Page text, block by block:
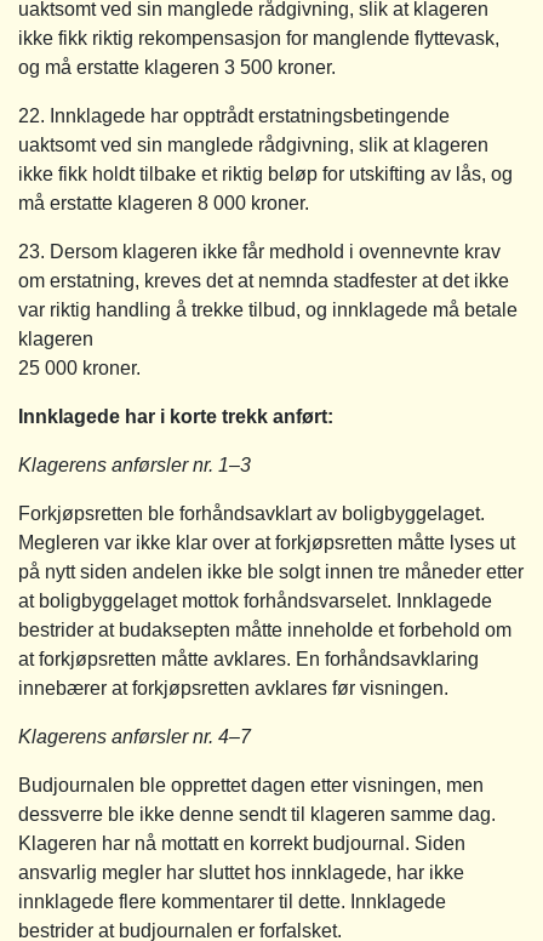
uaktsomt ved sin manglede rådgivning, slik at klageren
ikke fikk riktig rekompensasjon for manglende flyttevask,
og må erstatte klageren 3 500 kroner.
22. Innklagede har opptrådt erstatningsbetingende
uaktsomt ved sin manglede rådgivning, slik at klageren
ikke fikk holdt tilbake et riktig beløp for utskifting av lås, og
må erstatte klageren 8 000 kroner.
23. Dersom klageren ikke får medhold i ovennevnte krav
om erstatning, kreves det at nemnda stadfester at det ikke
var riktig handling å trekke tilbud, og innklagede må betale
klageren
25 000 kroner.
Innklagede har i korte trekk anført:
Klagerens anførsler nr. 1–3
Forkjøpsretten ble forhåndsavklart av boligbyggelaget.
Megleren var ikke klar over at forkjøpsretten måtte lyses ut
på nytt siden andelen ikke ble solgt innen tre måneder etter
at boligbyggelaget mottok forhåndsvarselet. Innklagede
bestrider at budaksepten måtte inneholde et forbehold om
at forkjøpsretten måtte avklares. En forhåndsavklaring
innebærer at forkjøpsretten avklares før visningen.
Klagerens anførsler nr. 4–7
Budjournalen ble opprettet dagen etter visningen, men
dessverre ble ikke denne sendt til klageren samme dag.
Klageren har nå mottatt en korrekt budjournal. Siden
ansvarlig megler har sluttet hos innklagede, har ikke
innklagede flere kommentarer til dette. Innklagede
bestrider at budjournalen er forfalsket.